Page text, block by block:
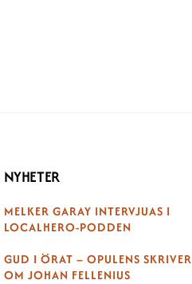
NYHETER
MELKER GARAY INTERVJUAS I
LOCALHERO-PODDEN
GUD I ÖRAT – OPULENS SKRIVER
OM JOHAN FELLENIUS